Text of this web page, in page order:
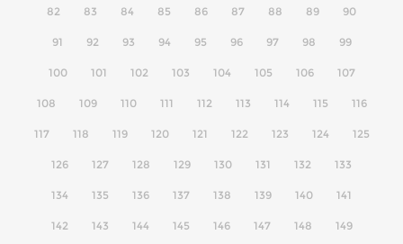
82 83 84 85 86 87 88 89 90
91 92 93 94 95 96 97 98 99
100 101 102 103 104 105 106 107
108 109 110 111 112 113 114 115 116
117 118 119 120 121 122 123 124 125
126 127 128 129 130 131 132 133
134 135 136 137 138 139 140 141
142 143 144 145 146 147 148 149